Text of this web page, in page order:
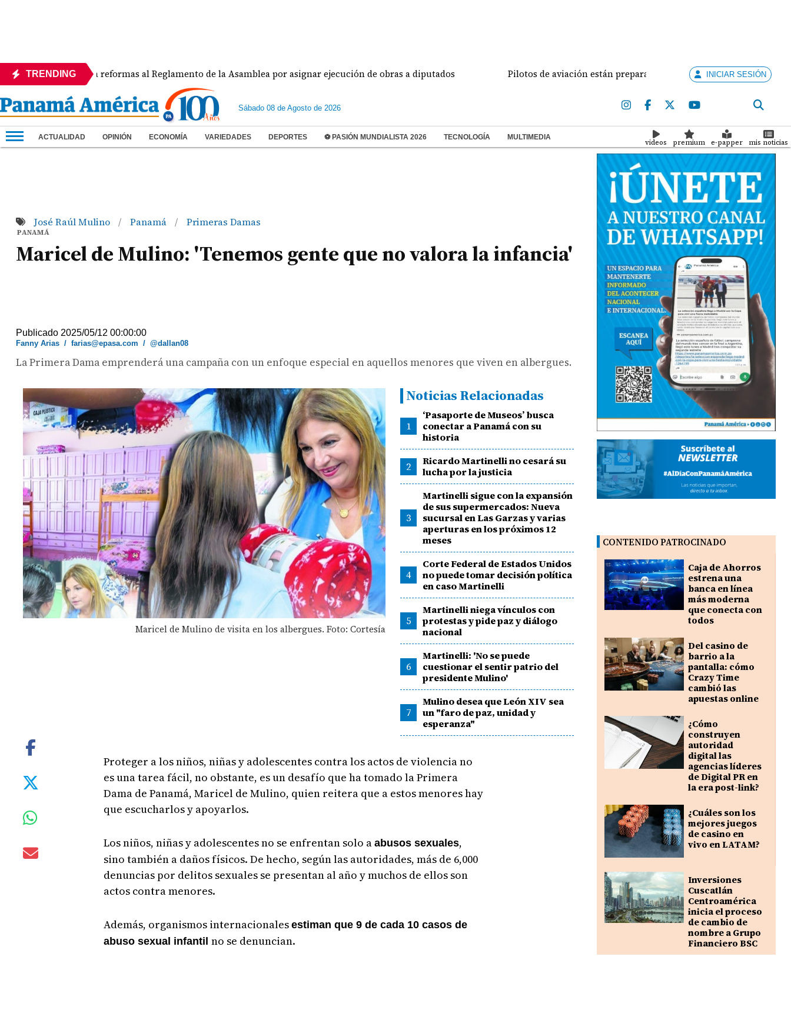
TRENDING
rechaza reformas al Reglamento de la Asamblea por asignar ejecución de obras a diputados Pilotos de aviación están preparados para ejercer la docenciaINICIAR SESIÓN
Sábado 08 de Agosto de 2026
ACTUALIDAD OPINIÓN ECONOMÍA VARIEDADES DEPORTES ⚽ PASIÓN MUNDIALISTA 2026 TECNOLOGÍA MULTIMEDIA
videos premium e-papper mis noticias
José Raúl Mulino / Panamá / Primeras Damas
PANAMÁ
Maricel de Mulino: 'Tenemos gente que no valora la infancia'
Publicado 2025/05/12 00:00:00
Fanny Arias /farias@epasa.com /@dallan08
La Primera Dama emprenderá una campaña con un enfoque especial en aquellos menores que viven en albergues.
Maricel de Mulino de visita en los albergues. Foto: Cortesía
Noticias Relacionadas
1
‘Pasaporte de Museos’ busca
conectar a Panamá con su
historia
2
Ricardo Martinelli no cesará su
lucha por la justicia
3
Martinelli sigue con la expansión
de sus supermercados: Nueva
sucursal en Las Garzas y varias
aperturas en los próximos 12
meses
4
Corte Federal de Estados Unidos
no puede tomar decisión política
en caso Martinelli
5
Martinelli niega vínculos con
protestas y pide paz y diálogo
nacional
6
Martinelli: 'No se puede
cuestionar el sentir patrio del
presidente Mulino'
7
Mulino desea que León XIV sea
un "faro de paz, unidad y
esperanza"
Proteger a los niños, niñas y adolescentes contra los actos de violencia no
es una tarea fácil, no obstante, es un desafío que ha tomado la Primera
Dama de Panamá, Maricel de Mulino, quien reitera que a estos menores hay
que escucharlos y apoyarlos.
Los niños, niñas y adolescentes no se enfrentan solo a abusos sexuales,
sino también a daños físicos. De hecho, según las autoridades, más de 6,000
denuncias por delitos sexuales se presentan al año y muchos de ellos son
actos contra menores.
Además, organismos internacionales estiman que 9 de cada 10 casos de
abuso sexual infantil no se denuncian.
CONTENIDO PATROCINADO
Caja de Ahorros
estrena una
banca en línea
más moderna
que conecta con
todos
Del casino de
barrio a la
pantalla: cómo
Crazy Time
cambió las
apuestas online
¿Cómo
construyen
autoridad
digital las
agencias líderes
de Digital PR en
la era post-link?
¿Cuáles son los
mejores juegos
de casino en
vivo en LATAM?
Inversiones
Cuscatlán
Centroamérica
inicia el proceso
de cambio de
nombre a Grupo
Financiero BSC